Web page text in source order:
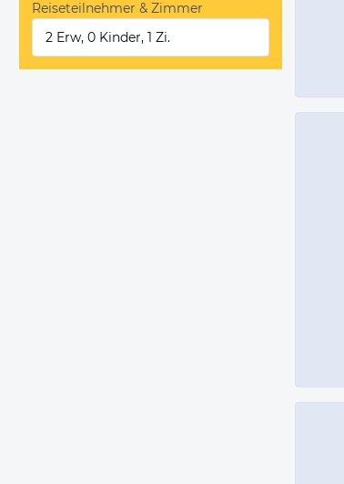
Reiseteilnehmer & Zimmer
2 Erw, 0 Kinder, 1 Zi.